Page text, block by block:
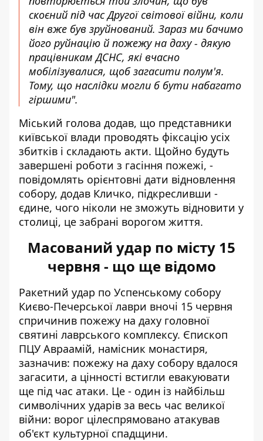
скоєний під час Другої світової війни, коли
він вже був зруйнований. Зараз ми бачимо
його руйнацію й пожежу на даху - дякую
працівникам ДСНС, які вчасно
мобілізувалися, щоб загасити полум'я.
Тому, що наслідки могли б бути набагато
гіршими".
Міський голова додав, що представники
київської влади проводять фіксацію усіх
збитків і складають акти. Щойно будуть
завершені роботи з гасіння пожежі, -
повідомлять орієнтовні дати відновлення
собору, додав Кличко, підкресливши -
єдине, чого ніколи не зможуть відновити у
столиці, це забрані ворогом життя.
Масований удар по місту 15
червня - що ще відомо
Ракетний удар по Успенському собору
Києво-Печерської лаври вночі 15 червня
спричинив пожежу на даху головної
святині лаврського комплексу. Єпископ
ПЦУ Авраамій, намісник монастиря,
зазначив: пожежу на даху собору вдалося
загасити, а цінності встигли евакуювати
ще під час атаки. Це - один із найбільш
символічних ударів за весь час великої
війни: ворог цілеспрямовано атакував
об'єкт культурної спадщини.